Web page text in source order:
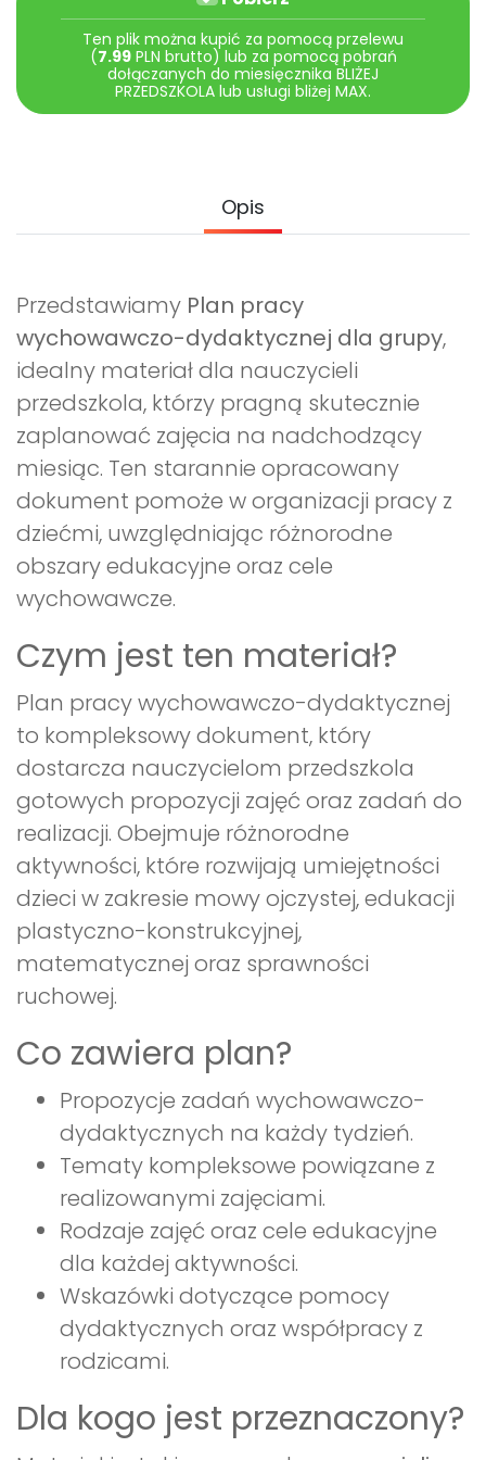
Archiwalne numery
Pomoc
Promocje
Ten plik można kupić za pomocą przelewu
(7.99PLN brutto) lub za pomocą pobrań
dołączanych do miesięcznika BLIŻEJ
PRZEDSZKOLA lub usługi bliżej MAX.
Opis
Przedstawiamy Plan pracy
wychowawczo-dydaktycznej dla grupy,
idealny materiał dla nauczycieli
przedszkola, którzy pragną skutecznie
zaplanować zajęcia na nadchodzący
miesiąc. Ten starannie opracowany
dokument pomoże w organizacji pracy z
dziećmi, uwzględniając różnorodne
obszary edukacyjne oraz cele
wychowawcze.
Czym jest ten materiał?
Plan pracy wychowawczo-dydaktycznej
to kompleksowy dokument, który
dostarcza nauczycielom przedszkola
gotowych propozycji zajęć oraz zadań do
realizacji. Obejmuje różnorodne
aktywności, które rozwijają umiejętności
dzieci w zakresie mowy ojczystej, edukacji
plastyczno-konstrukcyjnej,
matematycznej oraz sprawności
ruchowej.
Co zawiera plan?
Propozycje zadań wychowawczo-
dydaktycznych na każdy tydzień.
Tematy kompleksowe powiązane z
realizowanymi zajęciami.
Rodzaje zajęć oraz cele edukacyjne
dla każdej aktywności.
Wskazówki dotyczące pomocy
dydaktycznych oraz współpracy z
rodzicami.
Dla kogo jest przeznaczony?